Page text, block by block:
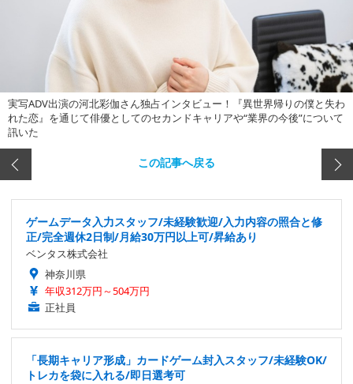
実写ADV出演の河北彩伽さん独占インタビュー！『異世界帰りの僕と失わ
れた恋』を通じて俳優としてのセカンドキャリアや“業界の今後”について
訊いた
この記事へ戻る
ゲームデータ入力スタッフ/未経験歓迎/入力内容の照合と修
正/完全週休2日制/月給30万円以上可/昇給あり
ベンタス株式会社
神奈川県
年収312万円～504万円
正社員
「長期キャリア形成」カードゲーム封入スタッフ/未経験OK/
トレカを袋に入れる/即日選考可